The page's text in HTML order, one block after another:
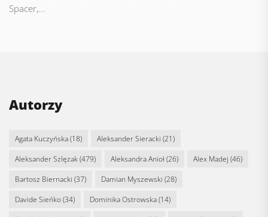
Spacer,...
Autorzy
Agata Kuczyńska(18) Aleksander Sieracki (21)
Aleksander Szlęzak(479) Aleksandra Anioł(26) Alex Madej (46)
Bartosz Biernacki (37) Damian Myszewski (28)
Davide Sieńko(34) Dominika Ostrowska(14)